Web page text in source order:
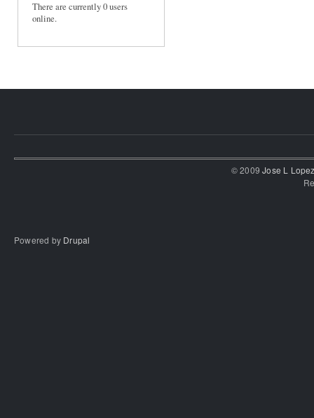
There are currently 0 users
online.
© 2009Jose L
Powered by Drupal